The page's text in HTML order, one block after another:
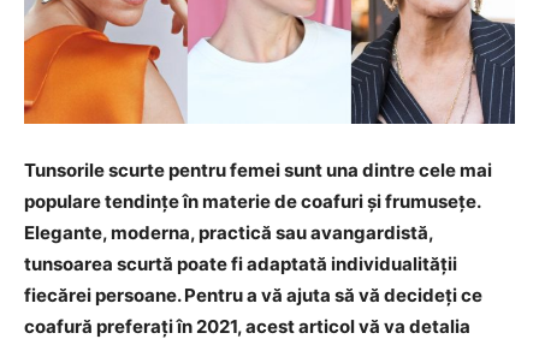
Tunsorile scurte pentru femei sunt una dintre cele mai
populare tendințe în materie de coafuri și frumusețe.
Elegante, moderna, practică sau avangardistă,
tunsoarea scurtă poate fi adaptată individualității
fiecărei persoane. Pentru a vă ajuta să vă decideți ce
coafură preferați în 2021, acest articol vă va detalia